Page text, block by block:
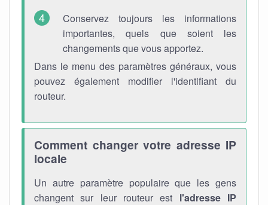
Conservez toujours les informations
importantes, quels que soient les
changements que vous apportez.
Dans le menu des paramètres généraux, vous
pouvez également modifier l'identifiant du
routeur.
Comment changer votre adresse IP
locale
Un autre paramètre populaire que les gens
changent sur leur routeur est l'adresse IP